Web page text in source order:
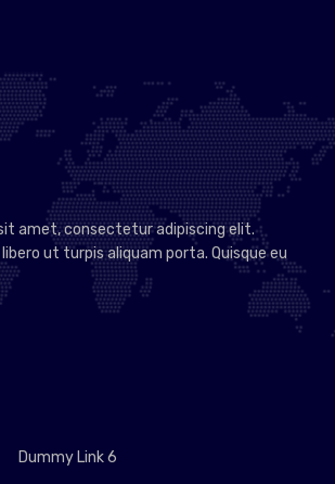
amet, consectetur adipiscing elit.
ut turpis aliquam porta. Quisque eu
Dummy Link 6